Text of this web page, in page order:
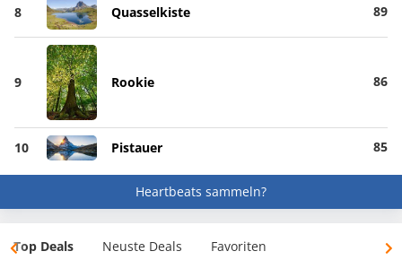
8 Quasselkiste 89
9 Rookie 86
10 Pistauer 85
Heartbeats sammeln?
Top Deals Neuste Deals Favoriten